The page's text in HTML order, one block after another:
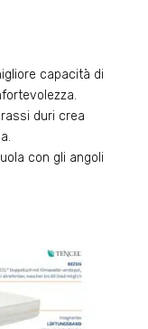
capacità di
duri crea
con gli angoli